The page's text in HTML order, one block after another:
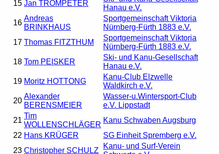
15 Jan TROMPETER
Hanau e.V.
16
Andreas
BRINKHAUS
Sportgemeinschaft Viktoria
Nürnberg-Fürth 1883 e.V.
17 Thomas FITZTHUM
Sportgemeinschaft Viktoria
Nürnberg-Fürth 1883 e.V.
18 Tom PEISKER
Ski- und Kanu-Gesellschaft
Hanau e.V.
19 Moritz HOTTONG
Kanu-Club Elzwelle
Waldkirch e.V.
20
Alexander
BERENSMEIER
Wasser-u.Wintersport-Club
e.V. Lippstadt
21
Tim
WOLLENSCHLÄGER
Kanu Schwaben Augsburg
22 Hans KRÜGER
SG Einheit Spremberg e.V.
23 Christopher SCHULZ
Kanu- und Surf-Verein